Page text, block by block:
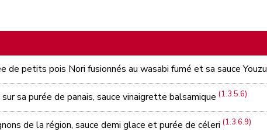
de petits pois Nori fusionnés au wasabi fumé et sa sauce Youzu
sa purée de panais, sauce vinaigrette balsamique (1.3.5.6)
de la région, sauce demi glace et purée de céleri (1.3.6.9)